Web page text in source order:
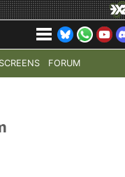
SCREENS FORUM
4 HALO: